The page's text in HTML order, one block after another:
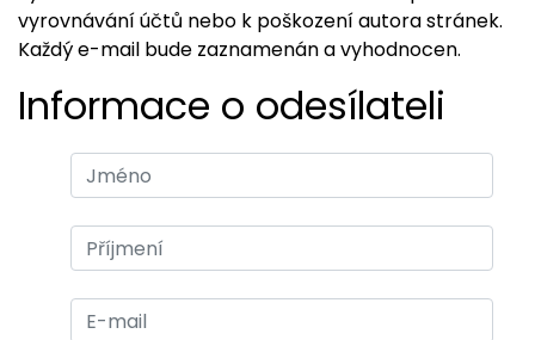
vyrovnávání účtů nebo k poškození autora stránek.
Každý e-mail bude zaznamenán a vyhodnocen.
Informace o odesílateli